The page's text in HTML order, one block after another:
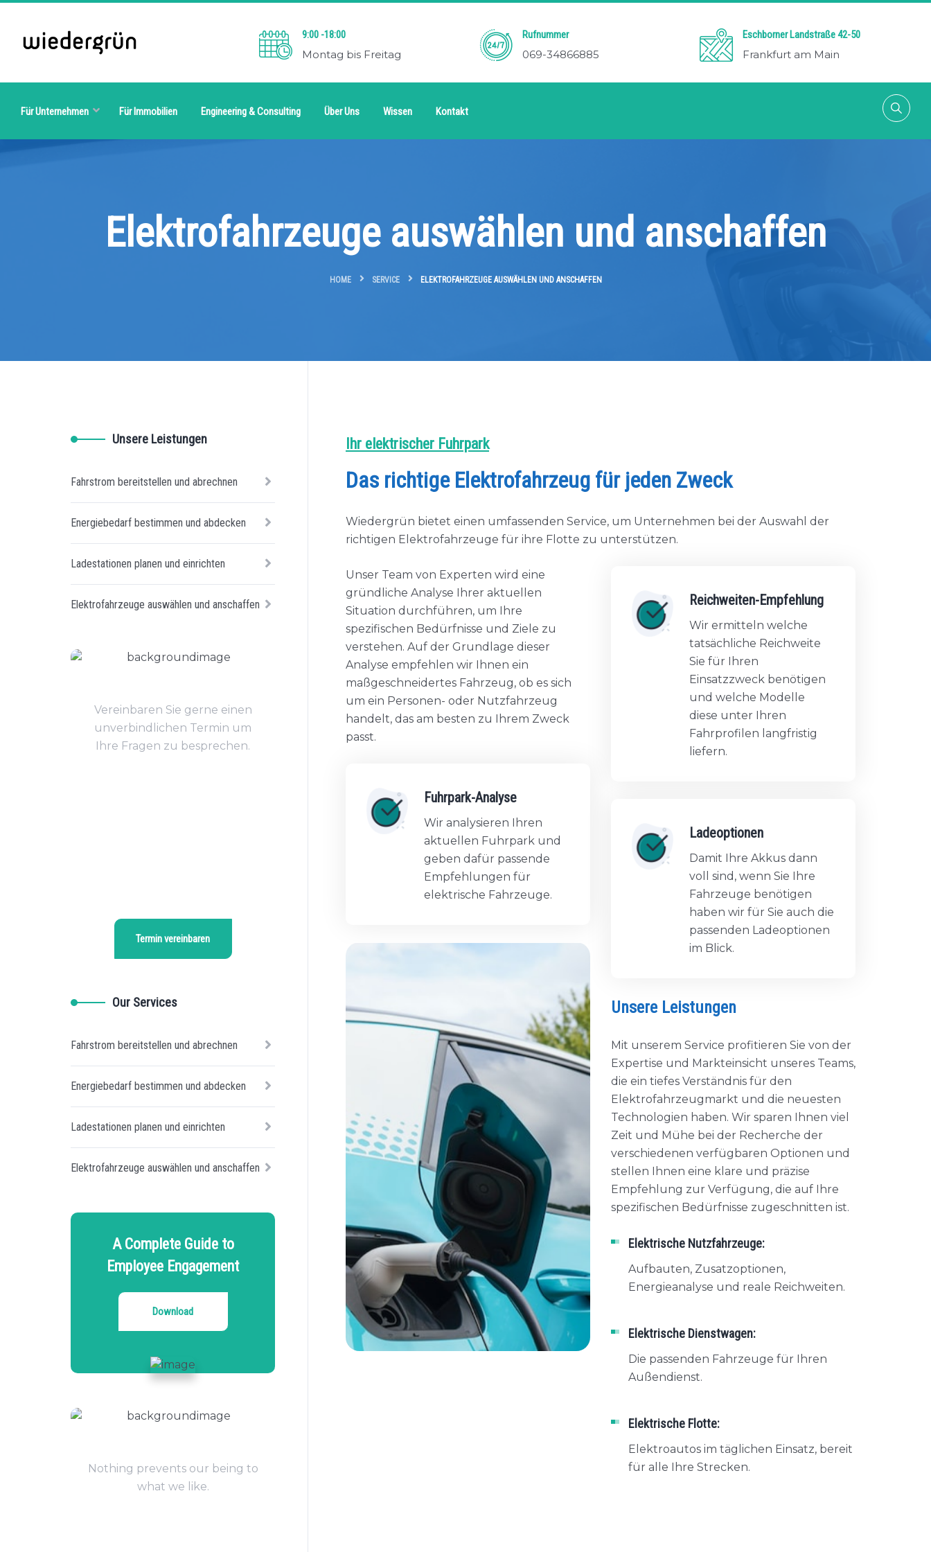
9:00 -18:00
Montag bis Freitag
Rufnummer
069-34866885
Eschborner Landstraße 42-50
Frankfurt am Main
Für Unternehmen Für Immobilien Engineering & Consulting Über Uns Wissen Kontakt
Elektrofahrzeuge auswählen und anschaffen
HOME SERVICE ELEKTROFAHRZEUGE AUSWÄHLEN UND ANSCHAFFEN
Ihr elektrischer Fuhrpark
Das richtige Elektrofahrzeug für jeden Zweck
Wiedergrün bietet einen umfassenden Service, um Unternehmen bei der Auswahl der
richtigen Elektrofahrzeuge für ihre Flotte zu unterstützen.
Unser Team von Experten wird eine
gründliche Analyse Ihrer aktuellen
Situation durchführen, um Ihre
spezifischen Bedürfnisse und Ziele zu
verstehen. Auf der Grundlage dieser
Analyse empfehlen wir Ihnen ein
maßgeschneidertes Fahrzeug, ob es sich
um ein Personen- oder Nutzfahrzeug
handelt, das am besten zu Ihrem Zweck
passt.
Fuhrpark-Analyse
Wir analysieren Ihren
aktuellen Fuhrpark und
geben dafür passende
Empfehlungen für
elektrische Fahrzeuge.
Reichweiten-Empfehlung
Wir ermitteln welche
tatsächliche Reichweite
Sie für Ihren
Einsatzzweck benötigen
und welche Modelle
diese unter Ihren
Fahrprofilen langfristig
liefern.
Ladeoptionen
Damit Ihre Akkus dann
voll sind, wenn Sie Ihre
Fahrzeuge benötigen
haben wir für Sie auch die
passenden Ladeoptionen
im Blick.
Unsere Leistungen
Mit unserem Service profitieren Sie von der
Expertise und Markteinsicht unseres Teams,
die ein tiefes Verständnis für den
Elektrofahrzeugmarkt und die neuesten
Technologien haben. Wir sparen Ihnen viel
Zeit und Mühe bei der Recherche der
verschiedenen verfügbaren Optionen und
stellen Ihnen eine klare und präzise
Empfehlung zur Verfügung, die auf Ihre
spezifischen Bedürfnisse zugeschnitten ist.
Elektrische Nutzfahrzeuge:
Aufbauten, Zusatzoptionen,
Energieanalyse und reale Reichweiten.
Elektrische Dienstwagen:
Die passenden Fahrzeuge für Ihren
Außendienst.
Elektrische Flotte:
Elektroautos im täglichen Einsatz, bereit
für alle Ihre Strecken.
Unsere Leistungen
Fahrstrom bereitstellen und abrechnen
Energiebedarf bestimmen und abdecken
Ladestationen planen und einrichten
Elektrofahrzeuge auswählen und anschaffen
Vereinbaren Sie gerne einen
unverbindlichen Termin um
Ihre Fragen zu besprechen.
Termin vereinbaren
Our Services
Fahrstrom bereitstellen und abrechnen
Energiebedarf bestimmen und abdecken
Ladestationen planen und einrichten
Elektrofahrzeuge auswählen und anschaffen
A Complete Guide to
Employee Engagement
Download
Nothing prevents our being to
what we like.